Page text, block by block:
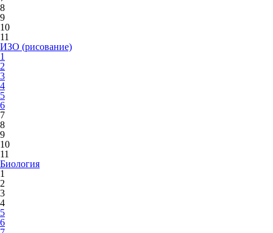
8
9
10
11
ИЗО (рисование)
1
2
3
4
5
6
7
8
9
10
11
Биология
1
2
3
4
5
6